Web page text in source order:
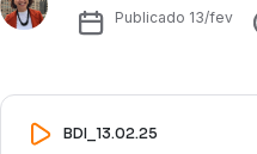
Publicado 13/fev
BDI_13.02.25